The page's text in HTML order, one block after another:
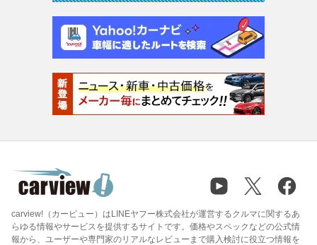
carview!（カービュー）はLINEヤフー株式会社が運営するクルマに関するあ
らゆる情報やサービスを提供するサイトです。価格やスペックなどの公式情
報から、ユーザーや専門家のリアルなレビューまで購入検討に役立つ情報を